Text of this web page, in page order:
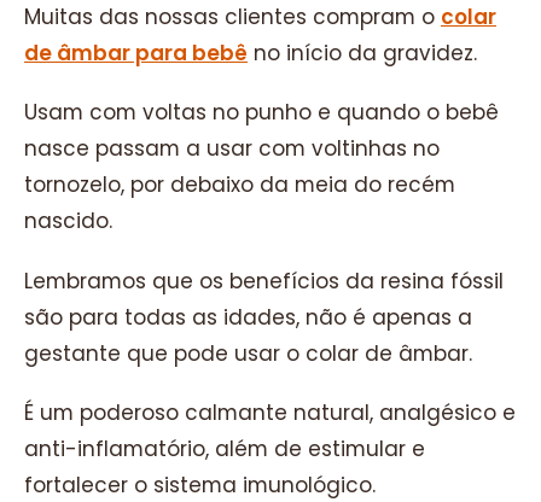
Muitas das nossas clientes compram o colar
de âmbar para bebê no início da gravidez.
Usam com voltas no punho e quando o bebê
nasce passam a usar com voltinhas no
tornozelo, por debaixo da meia do recém
nascido.
Lembramos que os benefícios da resina fóssil
são para todas as idades, não é apenas a
gestante que pode usar o colar de âmbar.
É um poderoso calmante natural, analgésico e
anti-inflamatório, além de estimular e
fortalecer o sistema imunológico.